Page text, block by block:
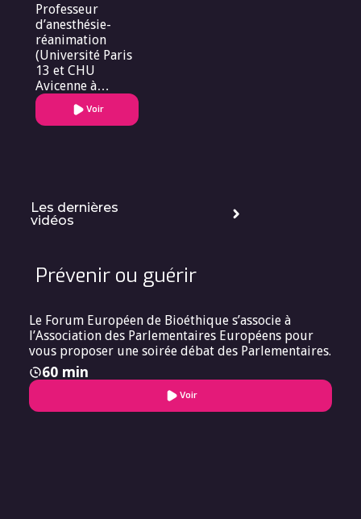
Professeur
d’anesthésie-
réanimation
(Université Paris
13 et CHU
Avicenne à
Bobigny
(Assistance
Voir
Les dernières
vidéos
Prévenir ou guérir
Le Forum Européen de Bioéthique s’associe à
l’Association des Parlementaires Européens pour
vous proposer une soirée débat des Parlementaires.
60 min
Voir